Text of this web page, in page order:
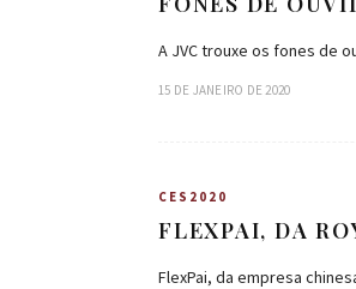
A JVC trouxe os fones de
15 DE JANEIRO DE 2020
CES2020
FLEXPAI, DA
FlexPai, da empresa